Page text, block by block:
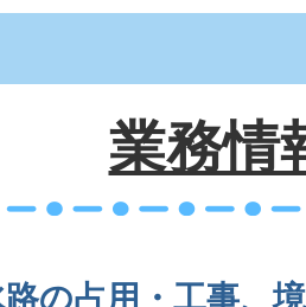
業務情
の占用・工事、